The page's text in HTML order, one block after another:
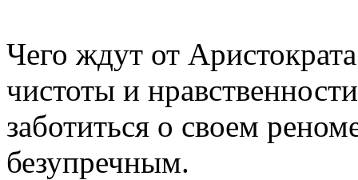
Чего ждут от
чистоты и
заботиться о своем
безупречным.